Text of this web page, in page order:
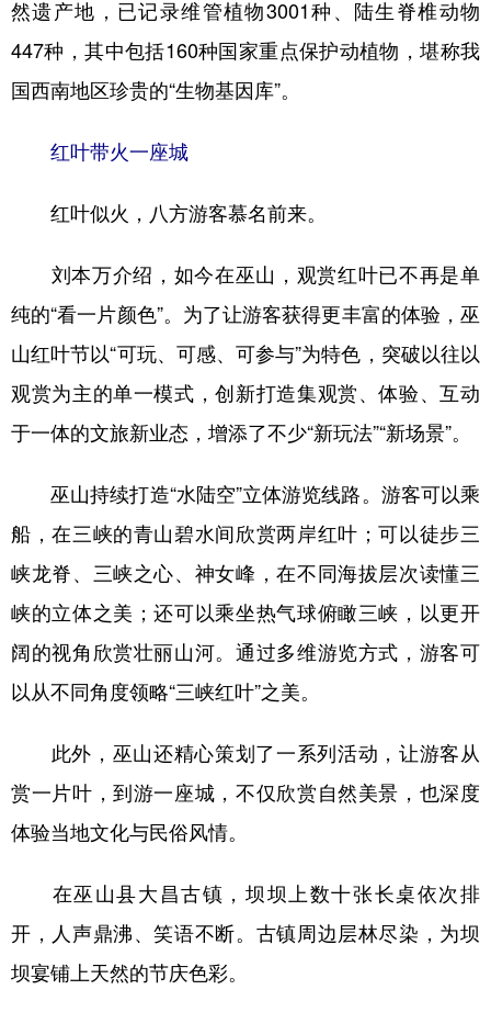
然遗产地，已记录维管植物3001种、陆生脊椎动物
447种，其中包括160种国家重点保护动植物，堪称我
国西南地区珍贵的“生物基因库”。
红叶带火一座城
红叶似火，八方游客慕名前来。
刘本万介绍，如今在巫山，观赏红叶已不再是单
纯的“看一片颜色”。为了让游客获得更丰富的体验，巫
山红叶节以“可玩、可感、可参与”为特色，突破以往以
观赏为主的单一模式，创新打造集观赏、体验、互动
于一体的文旅新业态，增添了不少“新玩法”“新场景”。
巫山持续打造“水陆空”立体游览线路。游客可以乘
船，在三峡的青山碧水间欣赏两岸红叶；可以徒步三
峡龙脊、三峡之心、神女峰，在不同海拔层次读懂三
峡的立体之美；还可以乘坐热气球俯瞰三峡，以更开
阔的视角欣赏壮丽山河。通过多维游览方式，游客可
以从不同角度领略“三峡红叶”之美。
此外，巫山还精心策划了一系列活动，让游客从
赏一片叶，到游一座城，不仅欣赏自然美景，也深度
体验当地文化与民俗风情。
在巫山县大昌古镇，坝坝上数十张长桌依次排
开，人声鼎沸、笑语不断。古镇周边层林尽染，为坝
坝宴铺上天然的节庆色彩。